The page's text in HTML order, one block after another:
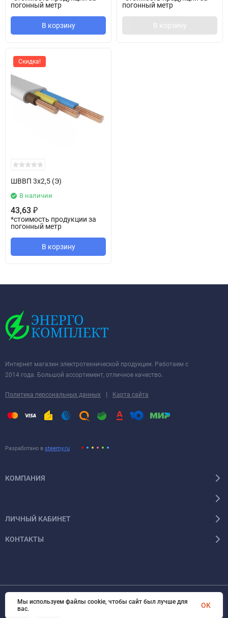
погонный метр
В корзину
погонный метр
В корзину
Скидка!
ШВВП 3х2,5 (Э)
В наличии
43,63 ₽
*стоимость продукции за
погонный метр
В корзину
Интернет магазин электротехнической продукции. Работаем с
2014 года. Большой ассортимент, отличное качество.
Политика персональных данных | Карта сайта
Разработано в steemy.ru
КОМПАНИЯ
ЛИЧНЫЙ КАБИНЕТ
КОНТАКТЫ
© 2026 Энергокомплект Крым. Все права защищены
Мы используем файлы cookie, чтобы сайт был лучше для
вас.
OK